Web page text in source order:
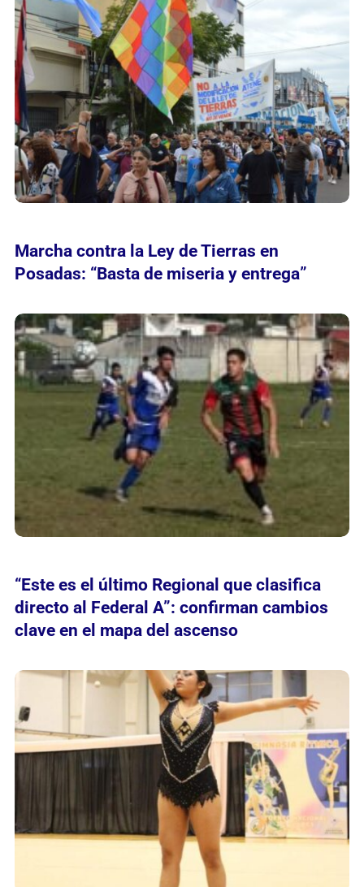
Marcha contra la Ley de Tierras en
Posadas: “Basta de miseria y entrega”
“Este es el último Regional que clasifica
directo al Federal A”: confirman cambios
clave en el mapa del ascenso